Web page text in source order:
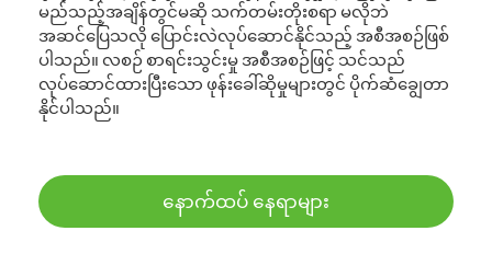
မည်သည့်အချိန်တွင်မဆို သက်တမ်းတိုးစရာ မလိုဘဲ
အဆင်ပြေသလို ပြောင်းလဲလုပ်ဆောင်နိုင်သည့် အစီအစဉ်ဖြစ်
ပါသည်။ လစဉ် စာရင်းသွင်းမှု အစီအစဉ်ဖြင့် သင်သည်
လုပ်ဆောင်ထားပြီးသော ဖုန်းခေါ်ဆိုမှုများတွင် ပိုက်ဆံချွေတာ
နိုင်ပါသည်။
နောက်ထပ် နေရာများ